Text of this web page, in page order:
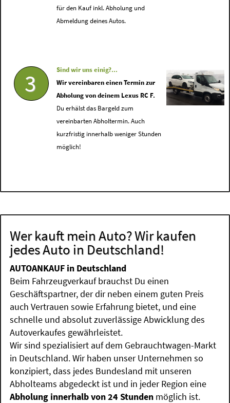
für den Kauf inkl. Abholung und
Abmeldung deines Autos.
3
Sind wir uns einig?...
Wir vereinbaren einen Termin zur
Abholung von deinem Lexus RC F.
Du erhälst das Bargeld zum
vereinbarten Abholtermin. Auch
kurzfristig innerhalb weniger Stunden
möglich!
Wer kauft mein Auto? Wir kaufen
jedes Auto in Deutschland!
AUTOANKAUF in Deutschland
Beim Fahrzeugverkauf brauchst Du einen
Geschäftspartner, der dir neben einem guten Preis
auch Vertrauen sowie Erfahrung bietet, und eine
schnelle und absolut zuverlässige Abwicklung des
Autoverkaufes gewährleistet.
Wir sind spezialisiert auf dem Gebrauchtwagen-Markt
in Deutschland. Wir haben unser Unternehmen so
konzipiert, dass jedes Bundesland mit unseren
Abholteams abgedeckt ist und in jeder Region eine
Abholung innerhalb von 24 Stunden möglich ist.